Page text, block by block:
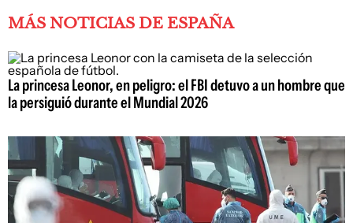
MÁS NOTICIAS DE ESPAÑA
La princesa Leonor, en peligro: el FBI detuvo a un hombre que
la persiguió durante el Mundial 2026